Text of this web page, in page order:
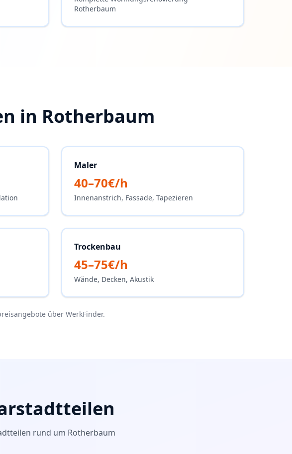
Rotherbaum
in Rotherbaum
Maler
40–70€/h
Innenanstrich, Fassade, Tapezieren
Trockenbau
45–75€/h
Wände, Decken, Akustik
über WerkFinder.
rund um Rotherbaum